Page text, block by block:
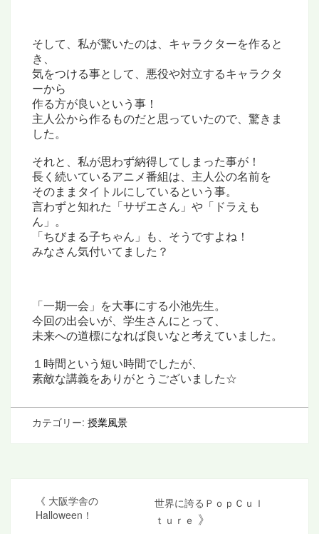
そして、私が驚いたのは、キャラクターを作ると
き、
気をつける事として、悪役や対立するキャラクタ
ーから
作る方が良いという事！
主人公から作るものだと思っていたので、驚きま
した。
それと、私が思わず納得してしまった事が！
長く続いているアニメ番組は、主人公の名前を
そのままタイトルにしているという事。
言わずと知れた「サザエさん」や「ドラえも
ん」。
「ちびまる子ちゃん」も、そうですよね！
みなさん気付いてました？
「一期一会」を大事にする小池先生。
今回の出会いが、学生さんにとって、
未来への道標になれば良いなと考えていました。
１時間という短い時間でしたが、
素敵な講義をありがとうございました☆
カテゴリー: 授業風景
《 大阪学舎の
Halloween！
世界に誇るＰｏｐＣｕｌ
ｔｕｒｅ 》